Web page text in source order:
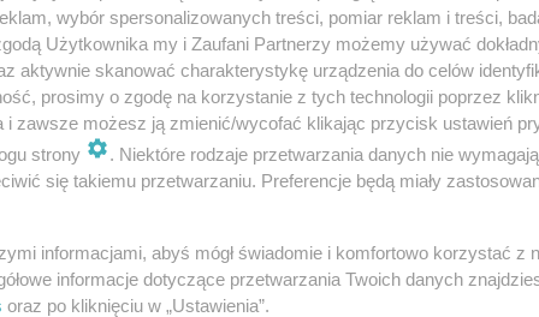
w terapii
ani przerywać – nawet jeśli
decydować tylko reumatolog. To samo dotyczy
z ziół, które mają w cudowny sposób
doprowadzić do kolejnego rzutu choroby.
wybór spersonalizowanych treści, pomiar reklam i treści,
Użytkownika my i Zaufani Partnerzy możemy używać
aktywnie skanować charakterystykę urządzenia do celów
prosimy o zgodę na korzystanie z tych technologii poprzez
i zawsze możesz ją zmienić/wycofać klikając przycisk ustawień
strony
. Niektóre rodzaje przetwarzania danych nie
się takiemu przetwarzaniu. Preferencje będą miały
informacjami, abyś mógł świadomie i komfortowo korzystać z
informacje dotyczące przetwarzania Twoich danych
oraz po kliknięciu w „Ustawienia”.